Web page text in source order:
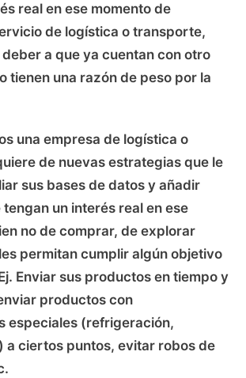
real en ese momento de
de logística o transporte,
a que ya cuentan con otro
tienen una razón de peso por la
una empresa de logística o
de nuevas estrategias que le
sus bases de datos y añadir
un interés real en ese
no de comprar, de explorar
permitan cumplir algún objetivo
Enviar sus productos en tiempo y
productos con
especiales (refrigeración,
a ciertos puntos, evitar robos de